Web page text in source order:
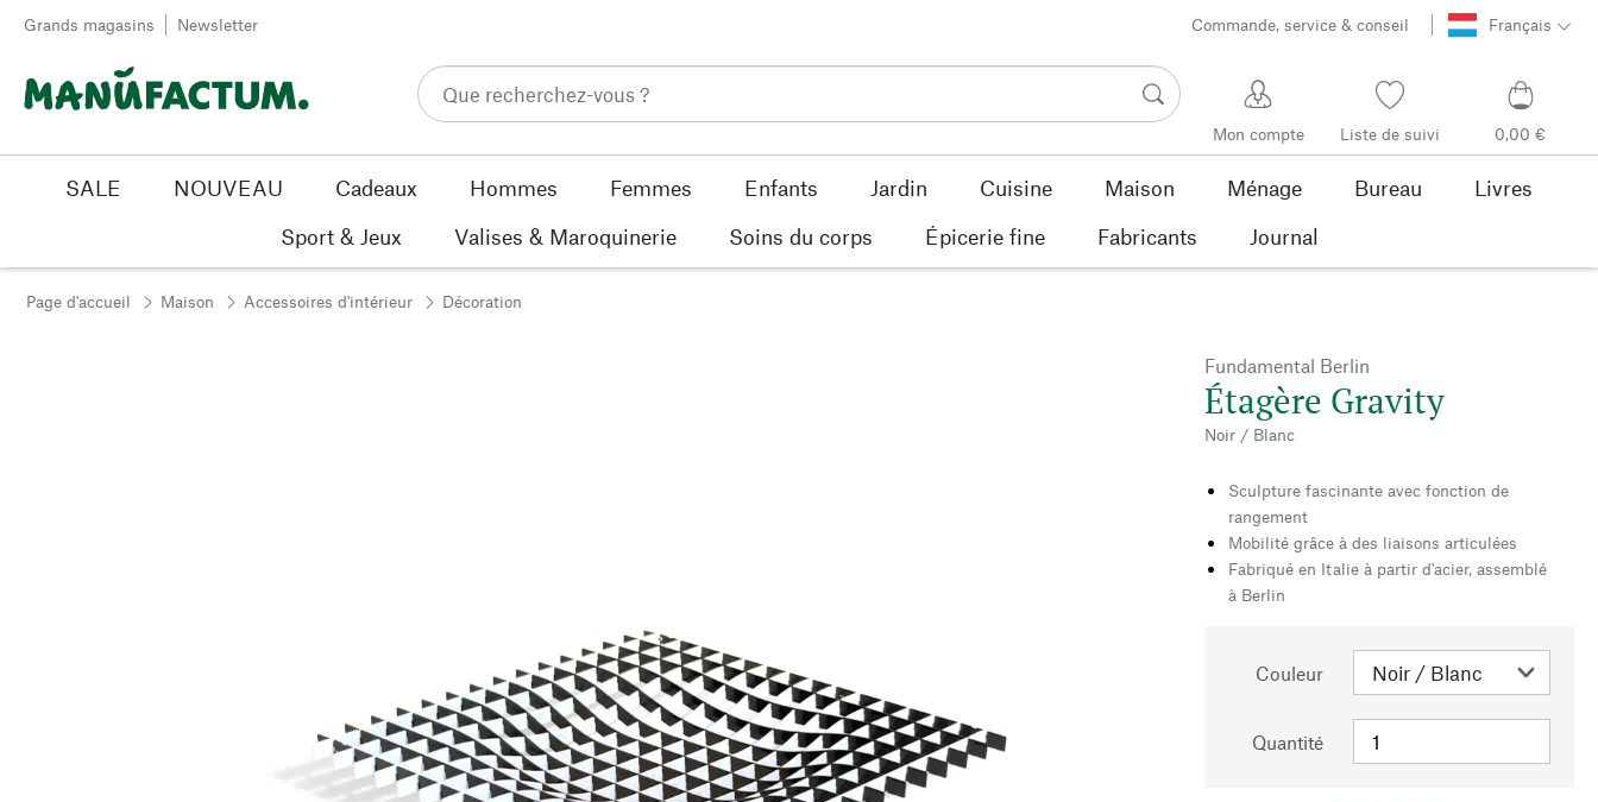
Passer au contenu
Grands magasins Newsletter Commande, service & conseil Français
Mon compte Liste de suivi 0,00 €
SALE NOUVEAU Cadeaux Hommes Femmes Enfants Jardin Cuisine Maison Ménage Bureau
Livres
Sport & Jeux
Valises & Maroquinerie Soins du corps Épicerie fine Fabricants Journal
Page d'accueil Maison Accessoires d'intérieur Décoration
Fundamental Berlin
Étagère Gravity
Noir / Blanc
Sculpture fascinante avec fonction de
rangement
Mobilité grâce à des liaisons articulées
Fabriqué en Italie à partir d'acier, assemblé
à Berlin
Couleur
Quantité